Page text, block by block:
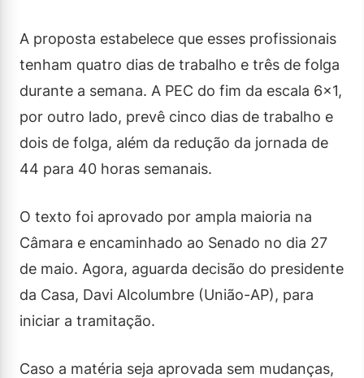
A proposta estabelece que esses profissionais
tenham quatro dias de trabalho e três de folga
durante a semana. A PEC do fim da escala 6×1,
por outro lado, prevê cinco dias de trabalho e
dois de folga, além da redução da jornada de
44 para 40 horas semanais.
O texto foi aprovado por ampla maioria na
Câmara e encaminhado ao Senado no dia 27
de maio. Agora, aguarda decisão do presidente
da Casa, Davi Alcolumbre (União-AP), para
iniciar a tramitação.
Caso a matéria seja aprovada sem mudanças,